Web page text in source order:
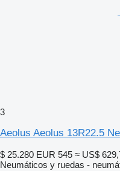
3
Aeolus Aeolus 13R22.5
$ 25.280 EUR 545 ≈ US$
Neumáticos y ruedas -